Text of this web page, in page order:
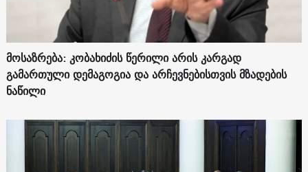
მოსაზრება: კობახიძის წერილი არის კარგად
გამართული დემაგოგია და არჩევნებისთვის მზადების
ნაწილი